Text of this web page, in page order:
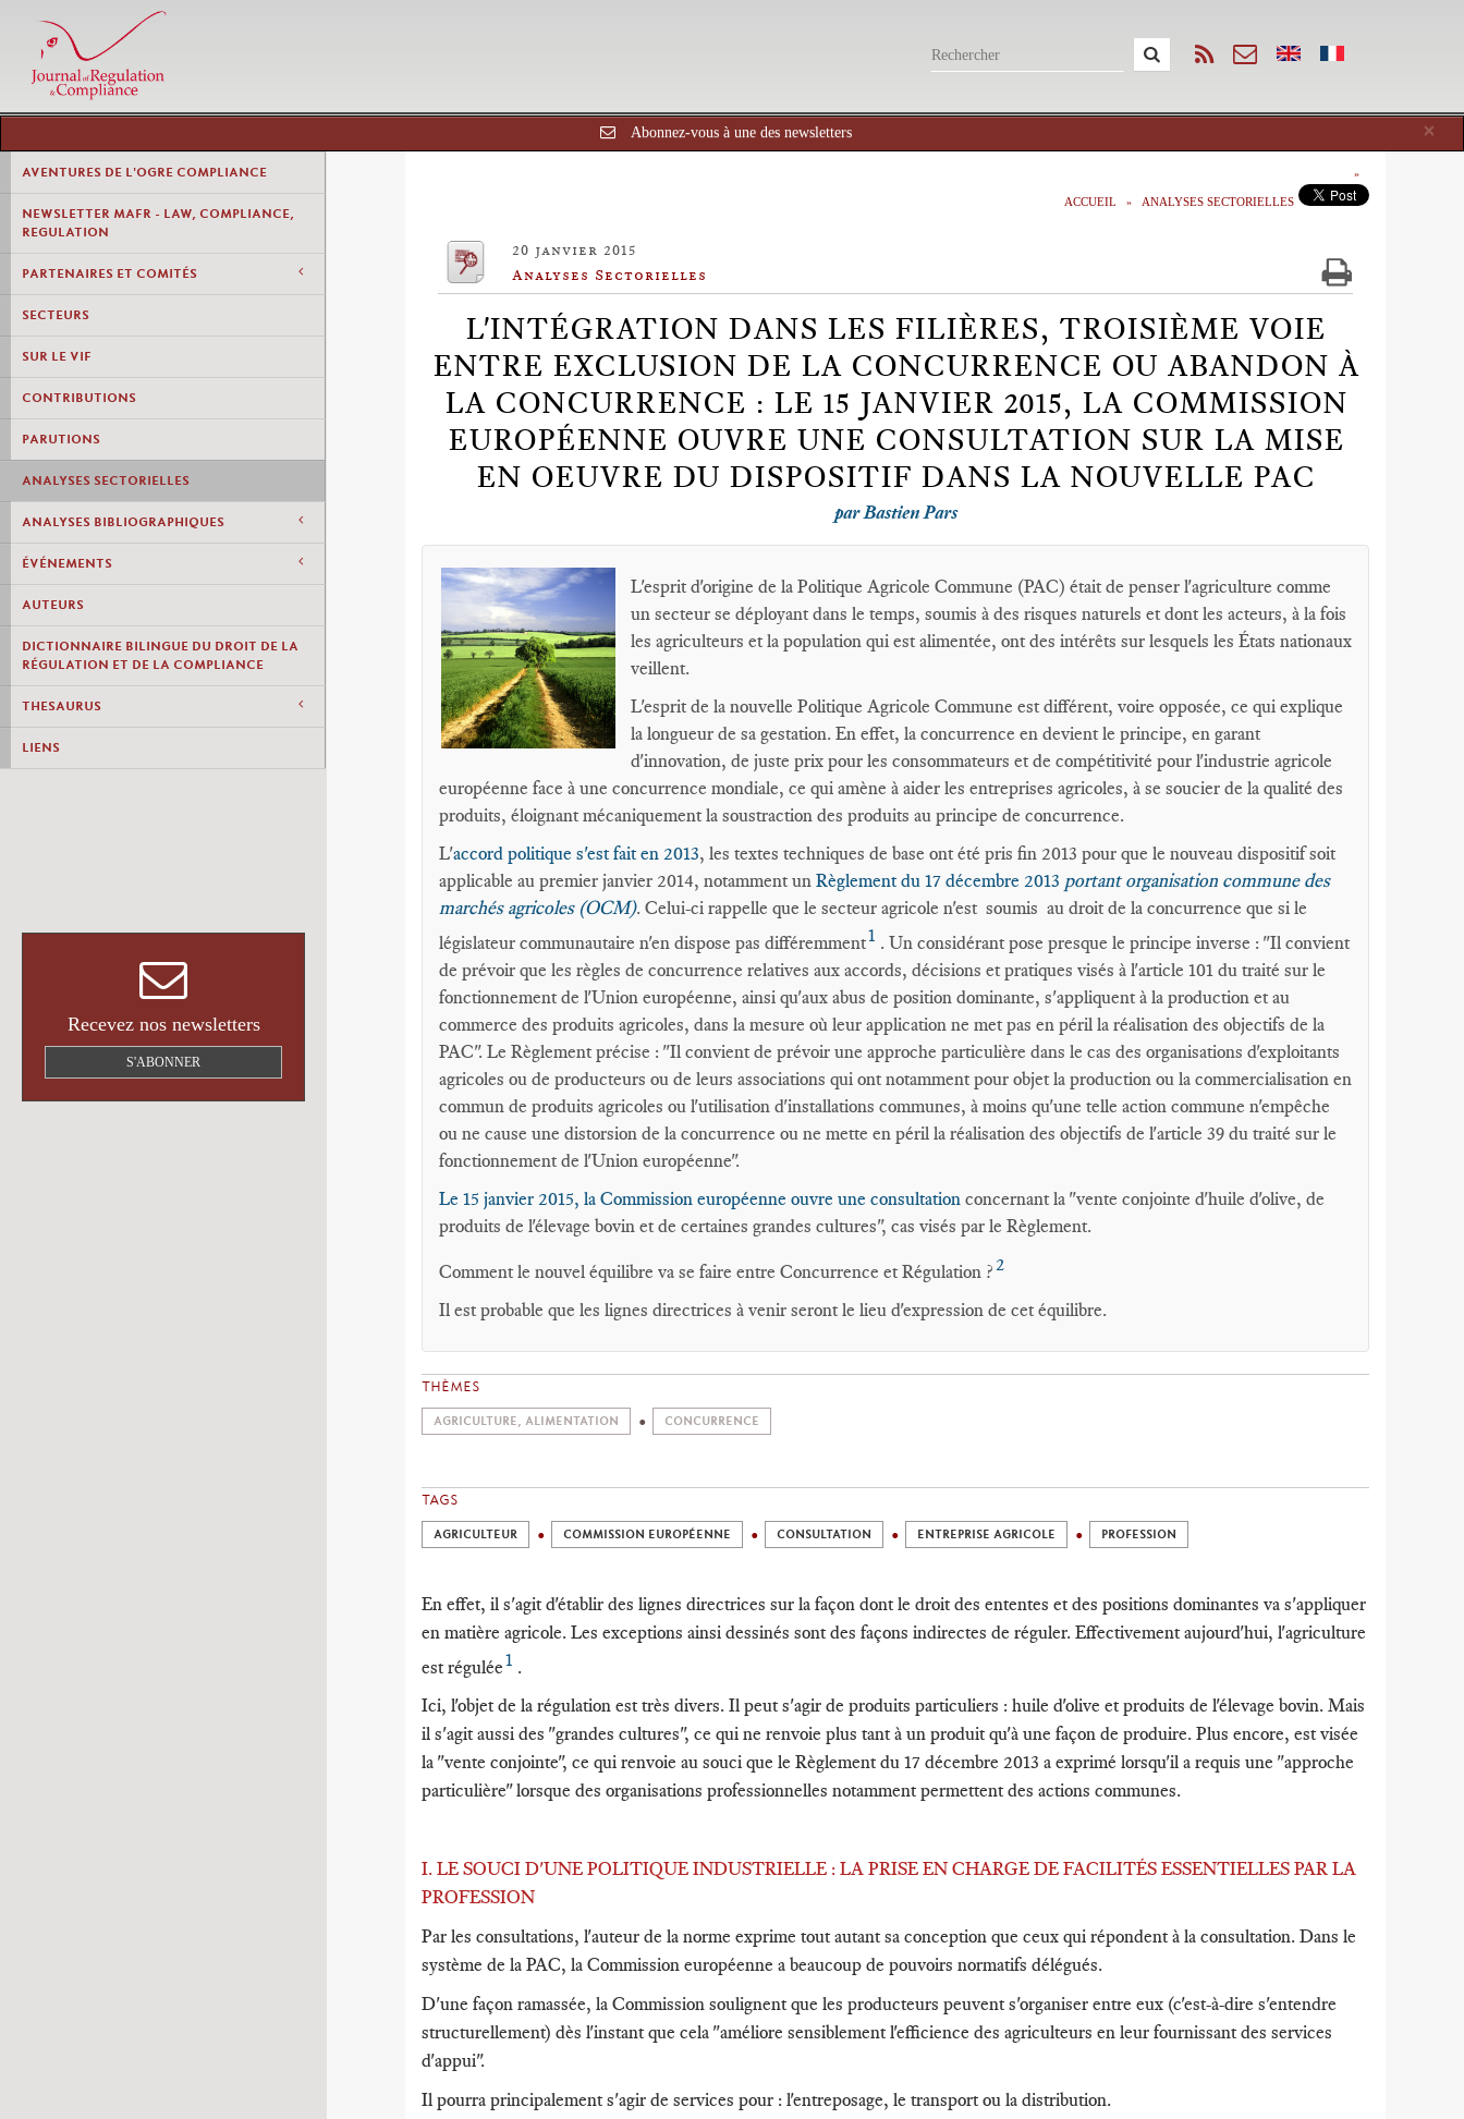
×
Abonnez-vous à une des newsletters
AVENTURES DE L'OGRE COMPLIANCE
NEWSLETTER MAFR - LAW, COMPLIANCE,
REGULATION
PARTENAIRES ET COMITÉS
SECTEURS
SUR LE VIF
CONTRIBUTIONS
PARUTIONS
ANALYSES SECTORIELLES
ANALYSES BIBLIOGRAPHIQUES
ÉVÉNEMENTS
AUTEURS
DICTIONNAIRE BILINGUE DU DROIT DE LA
RÉGULATION ET DE LA COMPLIANCE
THESAURUS
LIENS
Recevez nos newsletters
S'ABONNER
ACCUEIL ANALYSES SECTORIELLES
20 janvier 2015
Analyses Sectorielles
L'INTÉGRATION DANS LES FILIÈRES, TROISIÈME VOIE
ENTRE EXCLUSION DE LA CONCURRENCE OU ABANDON À
LA CONCURRENCE : LE 15 JANVIER 2015, LA COMMISSION
EUROPÉENNE OUVRE UNE CONSULTATION SUR LA MISE
EN OEUVRE DU DISPOSITIF DANS LA NOUVELLE PAC
par Bastien Pars
L'esprit d'origine de la Politique Agricole Commune (PAC) était de penser l'agriculture comme
un secteur se déployant dans le temps, soumis à des risques naturels et dont les acteurs, à la fois
les agriculteurs et la population qui est alimentée, ont des intérêts sur lesquels les États nationaux
veillent.
L'esprit de la nouvelle Politique Agricole Commune est différent, voire opposée, ce qui explique
la longueur de sa gestation. En effet, la concurrence en devient le principe, en garant
d'innovation, de juste prix pour les consommateurs et de compétitivité pour l'industrie agricole
européenne face à une concurrence mondiale, ce qui amène à aider les entreprises agricoles, à se soucier de la qualité des
produits, éloignant mécaniquement la soustraction des produits au principe de concurrence.
L'accord politique s'est fait en 2013, les textes techniques de base ont été pris fin 2013 pour que le nouveau dispositif soit
applicable au premier janvier 2014, notamment un Règlement du 17 décembre 2013 portant organisation commune des
marchés agricoles (OCM). Celui-ci rappelle que le secteur agricole n'est soumis au droit de la concurrence que si le
législateur communautaire n'en dispose pas différemment1 . Un considérant pose presque le principe inverse : "Il convient
de prévoir que les règles de concurrence relatives aux accords, décisions et pratiques visés à l'article 101 du traité sur le
fonctionnement de l'Union européenne, ainsi qu'aux abus de position dominante, s'appliquent à la production et au
commerce des produits agricoles, dans la mesure où leur application ne met pas en péril la réalisation des objectifs de la
PAC". Le Règlement précise : "Il convient de prévoir une approche particulière dans le cas des organisations d'exploitants
agricoles ou de producteurs ou de leurs associations qui ont notamment pour objet la production ou la commercialisation en
commun de produits agricoles ou l'utilisation d'installations communes, à moins qu'une telle action commune n'empêche
ou ne cause une distorsion de la concurrence ou ne mette en péril la réalisation des objectifs de l'article 39 du traité sur le
fonctionnement de l'Union européenne".
Le 15 janvier 2015, la Commission européenne ouvre une consultation concernant la "vente conjointe d'huile d'olive, de
produits de l'élevage bovin et de certaines grandes cultures", cas visés par le Règlement.
Comment le nouvel équilibre va se faire entre Concurrence et Régulation ? 2
Il est probable que les lignes directrices à venir seront le lieu d'expression de cet équilibre.
THÈMES
AGRICULTURE, ALIMENTATION CONCURRENCE
TAGS
AGRICULTEUR COMMISSION EUROPÉENNE CONSULTATION ENTREPRISE AGRICOLE PROFESSION
En effet, il s'agit d'établir des lignes directrices sur la façon dont le droit des ententes et des positions dominantes va s'appliquer
en matière agricole. Les exceptions ainsi dessinés sont des façons indirectes de réguler. Effectivement aujourd'hui, l'agriculture
est régulée1 .
Ici, l'objet de la régulation est très divers. Il peut s'agir de produits particuliers : huile d'olive et produits de l'élevage bovin. Mais
il s'agit aussi des "grandes cultures", ce qui ne renvoie plus tant à un produit qu'à une façon de produire. Plus encore, est visée
la "vente conjointe", ce qui renvoie au souci que le Règlement du 17 décembre 2013 a exprimé lorsqu'il a requis une "approche
particulière" lorsque des organisations professionnelles notamment permettent des actions communes.
I. LE SOUCI D'UNE POLITIQUE INDUSTRIELLE : LA PRISE EN CHARGE DE FACILITÉS ESSENTIELLES PAR LA
PROFESSION
Par les consultations, l'auteur de la norme exprime tout autant sa conception que ceux qui répondent à la consultation. Dans le
système de la PAC, la Commission européenne a beaucoup de pouvoirs normatifs délégués.
D'une façon ramassée, la Commission soulignent que les producteurs peuvent s'organiser entre eux (c'est-à-dire s'entendre
structurellement) dès l'instant que cela "améliore sensiblement l'efficience des agriculteurs en leur fournissant des services
d'appui".
Il pourra principalement s'agir de services pour : l'entreposage, le transport ou la distribution.